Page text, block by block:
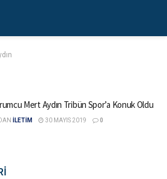
Mert Aydın Tribün Spor’a Konuk Oldu
İLETİM 30 MAYIS 2019 0